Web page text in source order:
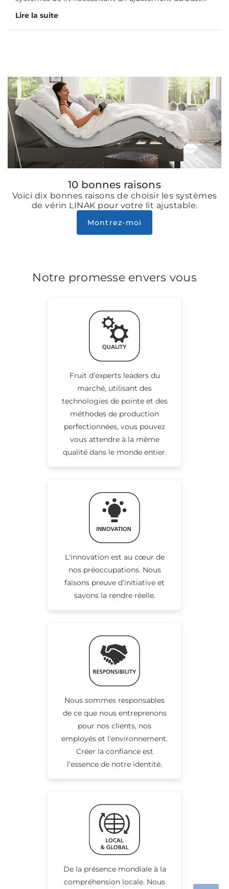
Lire la suite
10 bonnes raisons
Voici dix bonnes raisons de choisir les systèmes
de vérin LINAK pour votre lit ajustable.
Montrez-moi
Notre promesse envers vous
Fruit d’experts leaders du
marché, utilisant des
technologies de pointe et des
méthodes de production
perfectionnées, vous pouvez
vous attendre à la même
qualité dans le monde entier.
L'innovation est au cœur de
nos préoccupations. Nous
faisons preuve d’initiative et
savons la rendre réelle.
Nous sommes responsables
de ce que nous entreprenons
pour nos clients, nos
employés et l'environnement.
Créer la confiance est
l’essence de notre identité.
De la présence mondiale à la
compréhension locale. Nous